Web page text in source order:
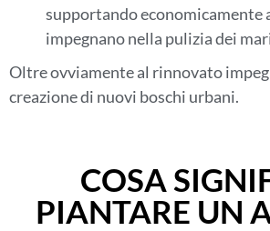
supportando economicamente
impegnano nella pulizia dei
Oltre ovviamente al rinnovato
creazione di nuovi boschi urbani.
COSA
PIANTARE UN